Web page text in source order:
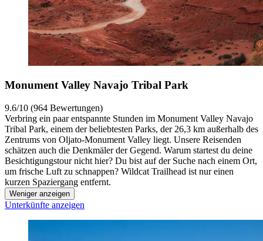
Monument Valley Navajo Tribal Park
9.6/10 (964 Bewertungen)
Verbring ein paar entspannte Stunden im Monument Valley Navajo
Tribal Park, einem der beliebtesten Parks, der 26,3 km außerhalb des
Zentrums von Oljato-Monument Valley liegt. Unsere Reisenden
schätzen auch die Denkmäler der Gegend. Warum startest du deine
Besichtigungstour nicht hier? Du bist auf der Suche nach einem Ort,
um frische Luft zu schnappen? Wildcat Trailhead ist nur einen
kurzen Spaziergang entfernt.
Weniger anzeigen
Unterkünfte anzeigen